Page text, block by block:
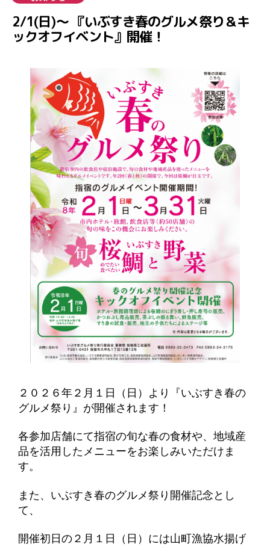
日
ゴ
リ
2/1(日)～ 『いぶすき春のグルメ祭り＆キ
ックオフイベント』開催！
２０２６年２月１日（日）より『いぶすき春の
グルメ祭り』が開催されます！
各参加店舗にて指宿の旬な春の食材や、地域産
品を活用したメニューをお楽しみいただけま
す。
また、いぶすき春のグルメ祭り開催記念とし
て、
開催初日の２月１日（日）には山町漁協水揚げ